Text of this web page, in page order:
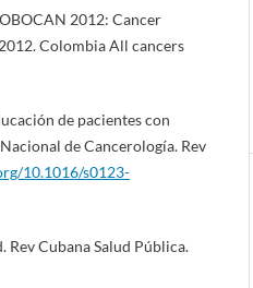
2012: Cancer
Colombia All cancers
de pacientes con
de Cancerología. Rev
10.1016/s0123-
Rev Cubana Salud Pública.